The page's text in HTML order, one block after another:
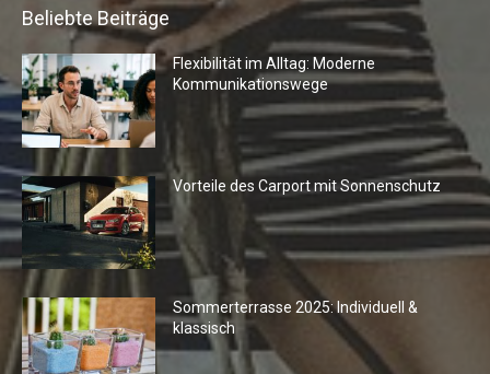
Beliebte Beiträge
Flexibilität im Alltag: Moderne
Kommunikationswege
Vorteile des Carport mit Sonnenschutz
Sommerterrasse 2025: Individuell &
klassisch